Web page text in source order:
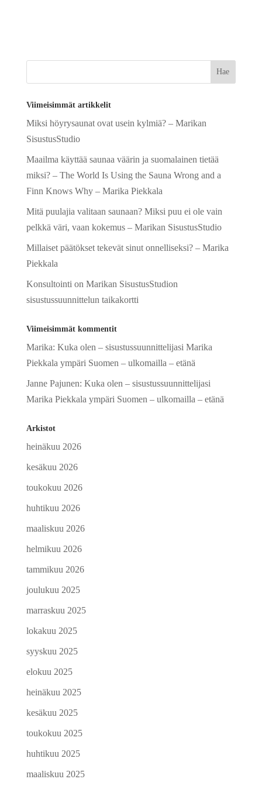
r
i
v
e
:
Viimeisimmät artikkelit
Miksi höyrysaunat ovat usein kylmiä? – Marikan
SisustusStudio
Maailma käyttää saunaa väärin ja suomalainen tietää
miksi? – The World Is Using the Sauna Wrong and a
Finn Knows Why – Marika Piekkala
Mitä puulajia valitaan saunaan? Miksi puu ei ole vain
pelkkä väri, vaan kokemus – Marikan SisustusStudio
Millaiset päätökset tekevät sinut onnelliseksi? – Marika
Piekkala
Konsultointi on Marikan SisustusStudion
sisustussuunnittelun taikakortti
Viimeisimmät kommentit
Marika: Kuka olen – sisustussuunnittelijasi Marika
Piekkala ympäri Suomen – ulkomailla – etänä
Janne Pajunen: Kuka olen – sisustussuunnittelijasi
Marika Piekkala ympäri Suomen – ulkomailla – etänä
Arkistot
heinäkuu 2026
kesäkuu 2026
toukokuu 2026
huhtikuu 2026
maaliskuu 2026
helmikuu 2026
tammikuu 2026
joulukuu 2025
marraskuu 2025
lokakuu 2025
syyskuu 2025
elokuu 2025
heinäkuu 2025
kesäkuu 2025
toukokuu 2025
huhtikuu 2025
maaliskuu 2025